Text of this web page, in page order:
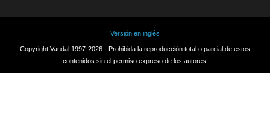
Versión en inglés
Copyright Vandal 1997-2026 - Prohibida la reproducción total o parcial de estos
contenidos sin el permiso expreso de los autores.